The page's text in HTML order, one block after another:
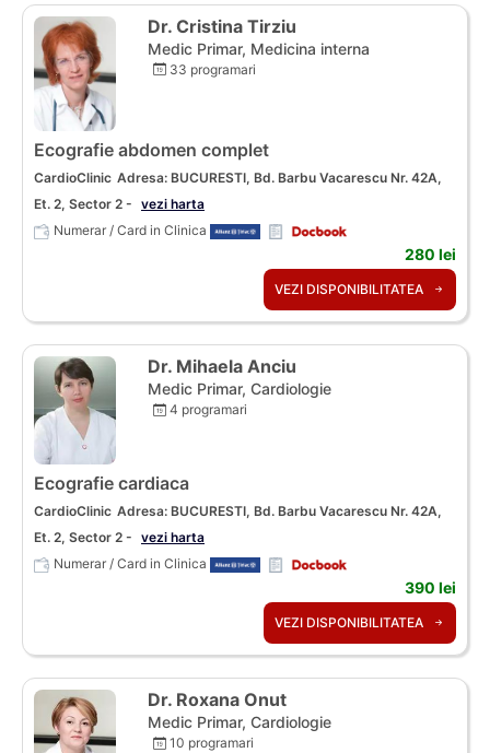
Dr. Cristina Tirziu
Medic Primar, Medicina interna
33 programari
Ecografie abdomen complet
CardioClinic Adresa: BUCURESTI, Bd. Barbu Vacarescu Nr. 42A,
Et. 2, Sector 2 - vezi harta
Numerar / Card in Clinica
280 lei
VEZI DISPONIBILITATEA
Dr. Mihaela Anciu
Medic Primar, Cardiologie
4 programari
Ecografie cardiaca
CardioClinic Adresa: BUCURESTI, Bd. Barbu Vacarescu Nr. 42A,
Et. 2, Sector 2 - vezi harta
Numerar / Card in Clinica
390 lei
VEZI DISPONIBILITATEA
Dr. Roxana Onut
Medic Primar, Cardiologie
10 programari